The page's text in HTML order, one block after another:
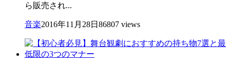
ら販売され...
音楽2016年11月28日 86807 views